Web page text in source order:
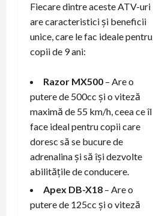
Fiecare dintre aceste ATV-uri
are caracteristici și beneficii
unice, care le fac ideale pentru
copii de 9 ani:
Razor MX500 – Are o
putere de 500cc și o viteză
maximă de 55 km/h, ceea ce îl
face ideal pentru copii care
doresc să se bucure de
adrenalina și să își dezvolte
abilitățile de conducere.
Apex DB-X18 – Are o
putere de 125cc și o viteză